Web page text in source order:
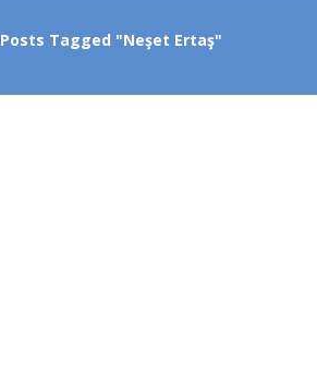
Posts Tagged "Neşet Ertaş"